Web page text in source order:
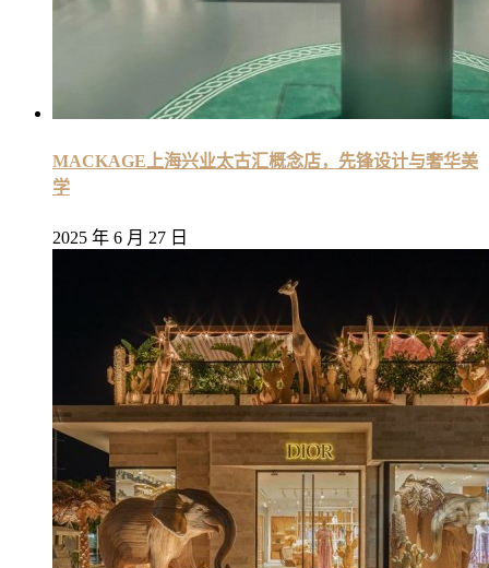
MACKAGE上海兴业太古汇概念店，先锋设计与奢华美
学
2025 年 6 月 27 日